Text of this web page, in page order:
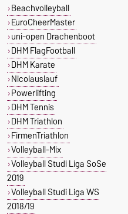
Beachvolleyball
EuroCheerMaster
uni-open Drachenboot
DHM FlagFootball
DHM Karate
Nicolauslauf
Powerlifting
DHM Tennis
DHM Triathlon
FirmenTriathlon
Volleyball-Mix
Volleyball Studi Liga SoSe
2019
Volleyball Studi Liga WS
2018/19